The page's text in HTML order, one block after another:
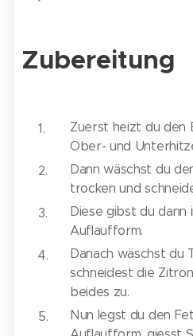
Zubereitung
Zuerst heizt du den
Ober- und
Dann wäschst du
trocken und
Diese gibst du
Auflaufform.
Danach wäschst du
schneidest die
beides zu.
Nun legst du den